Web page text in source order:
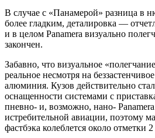
В случае с «Панамерой» разница в
более гладким, деталировка —
и в целом Panamera визуально
закончен.
Забавно, что визуальное
реальное несмотря на
алюминия. Кузов действительно
оснащенности системами с
пневно- и, возможно, нано- Panamera
истребительной авиации, поэтому
фастбэка колеблется около отметки